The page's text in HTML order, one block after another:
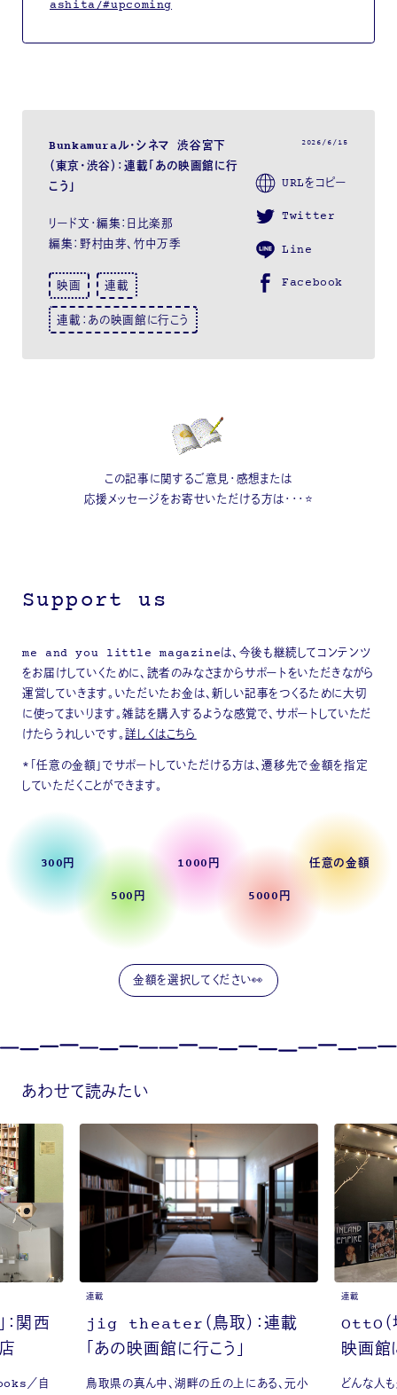
ashita/#upcoming
Bunkamuraル・シネマ 渋谷宮下
（東京・渋谷）：連載「あの映画館に行
こう」
リード文・編集：日比楽那
編集：野村由芽、竹中万季
映画 連載
連載：あの映画館に行こう
2026/6/15
URLをコピー
Twitter
Line
Facebook
この記事に関するご意見・感想または
応援メッセージをお寄せいただける方は・・・⭐
Support us
me and you little magazineは、今後も継続してコンテンツ
をお届けしていくために、読者のみなさまからサポートをいただきながら
運営していきます。いただいたお金は、新しい記事をつくるために大切
に使ってまいります。雑誌を購入するような感覚で、サポートしていただ
けたらうれしいです。詳しくはこちら
*「任意の金額」でサポートしていただける方は、遷移先で金額を指定
していただくことができます。
300円
500円
1000円
5000円
任意の金額
あわせて読みたい
連載
jig theater（鳥取）：連載
「あの映画館に行こう」
鳥取県の真ん中、湖畔の丘の上にある、元小
連載
OttO（
映画館
どんな人
：関西
／自